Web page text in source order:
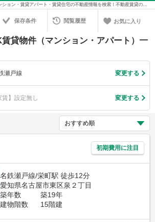
名鉄瀬戸線（愛知県）の賃貸マンション・賃貸アパート・賃貸住宅の不動産情報を検索！不動産賃貸の物件探しは、お部屋探しのエイブル
保存条件 閲覧履歴 お気に入り
貸物件（マンション・アパート）一
瀬戸線 変更する
賃】設定無し 変更する
初期費用に注目
名鉄瀬戸線/栄町駅 徒歩12分
愛知県名古屋市東区泉２丁目
築年数
築19年
建物階数
15階建